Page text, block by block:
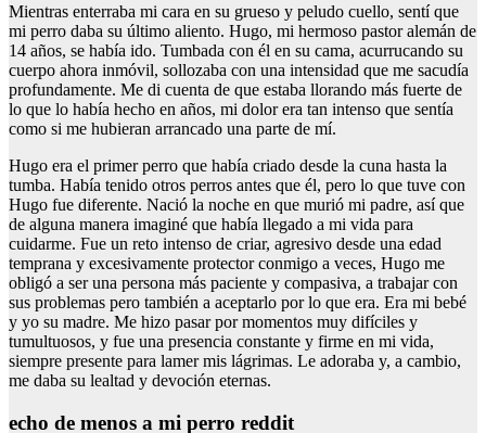
Mientras enterraba mi cara en su grueso y peludo cuello, sentí que
mi perro daba su último aliento. Hugo, mi hermoso pastor alemán de
14 años, se había ido. Tumbada con él en su cama, acurrucando su
cuerpo ahora inmóvil, sollozaba con una intensidad que me sacudía
profundamente. Me di cuenta de que estaba llorando más fuerte de
lo que lo había hecho en años, mi dolor era tan intenso que sentía
como si me hubieran arrancado una parte de mí.
Hugo era el primer perro que había criado desde la cuna hasta la
tumba. Había tenido otros perros antes que él, pero lo que tuve con
Hugo fue diferente. Nació la noche en que murió mi padre, así que
de alguna manera imaginé que había llegado a mi vida para
cuidarme. Fue un reto intenso de criar, agresivo desde una edad
temprana y excesivamente protector conmigo a veces, Hugo me
obligó a ser una persona más paciente y compasiva, a trabajar con
sus problemas pero también a aceptarlo por lo que era. Era mi bebé
y yo su madre. Me hizo pasar por momentos muy difíciles y
tumultuosos, y fue una presencia constante y firme en mi vida,
siempre presente para lamer mis lágrimas. Le adoraba y, a cambio,
me daba su lealtad y devoción eternas.
echo de menos a mi perro reddit